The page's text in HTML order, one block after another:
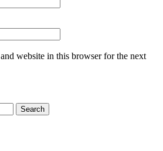
website in this browser for the next